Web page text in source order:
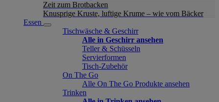
Zeit zum Brotbacken
Knusprige Kruste, luftige Krume – wie vom Bäcker
Essen
Tischwäsche & Geschirr
Alle in Geschirr ansehen
Teller & Schüsseln
Servierformen
Tisch-Zubehör
On The Go
Alle On The Go Produkte ansehen
Trinken